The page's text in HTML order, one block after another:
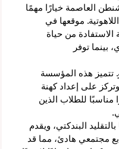
العاصمة خيارًا مهمًا
موقعها في
الاستفادة من حياة
بينما توفر
تتميز هذه المؤسسة
على إعداد كهنة
مناسبًا للطلاب الذين
البندكتي، ويقدم
مجتمعي هادئ، مما قد